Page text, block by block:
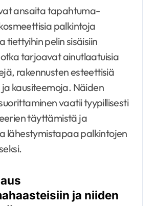
ansaita tapahtuma-
palkintoja
tiettyihin pelin sisäisiin
tarjoavat ainutlaatuisia
rakennusten esteettisiä
kausiteemoja. Näiden
vaatii tyypillisesti
täyttämistä ja
lähestymistapaa palkintojen
ja niiden